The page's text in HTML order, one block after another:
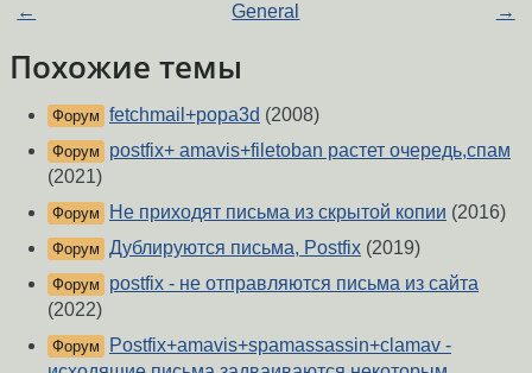
← General →
Похожие темы
Форум fetchmail+popa3d (2008)
Форум
postfix+ amavis+filetoban растет очередь,спам
(2021)
Форум Не приходят письма из скрытой копии (2016)
Форум Дублируются письма, Postfix (2019)
Форум
postfix - не отправляются письма из сайта
(2022)
Форум
Postfix+amavis+spamassassin+clamav -